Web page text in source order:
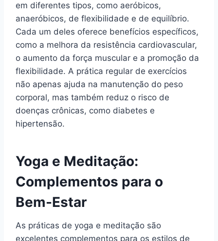
em diferentes tipos, como aeróbicos,
anaeróbicos, de flexibilidade e de equilíbrio.
Cada um deles oferece benefícios específicos,
como a melhora da resistência cardiovascular,
o aumento da força muscular e a promoção da
flexibilidade. A prática regular de exercícios
não apenas ajuda na manutenção do peso
corporal, mas também reduz o risco de
doenças crônicas, como diabetes e
hipertensão.
Yoga e Meditação:
Complementos para o
Bem-Estar
As práticas de yoga e meditação são
excelentes complementos para os estilos de